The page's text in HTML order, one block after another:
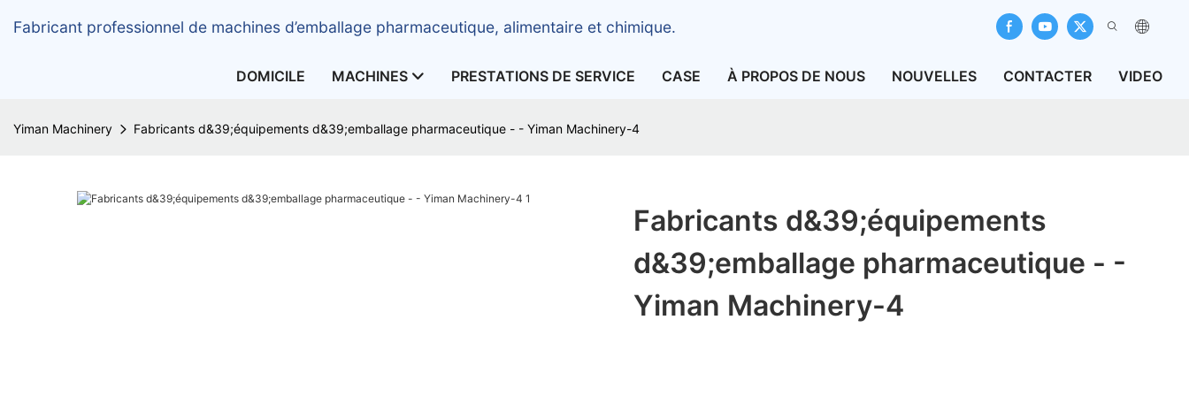
Fabricant professionnel de machines d’emballage pharmaceutique, alimentaire et chimique.
DOMICILE MACHINES PRESTATIONS DE SERVICE CASE À PROPOS DE NOUS NOUVELLES CONTACTER VIDEO
Yiman Machinery Fabricants d&39;équipements d&39;emballage pharmaceutique - - Yiman Machinery-4
Fabricants d&39;équipements
d&39;emballage pharmaceutique - -
Yiman Machinery-4